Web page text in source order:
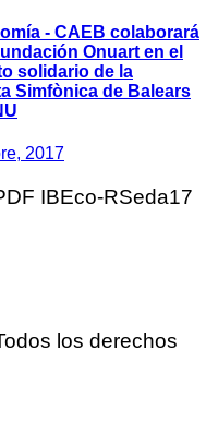
- CAEB colaborará
Onuart en el
solidario de la
Simfònica de Balears
2017
IBEco-RSeda17
los derechos